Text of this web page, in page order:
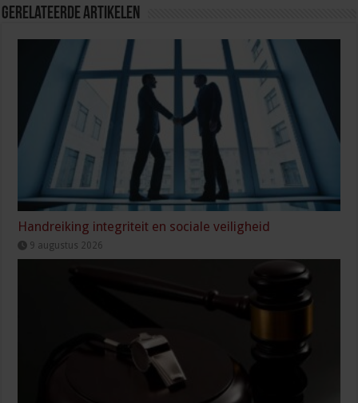
Gerelateerde Artikelen
Handreiking integriteit en sociale veiligheid
9 augustus 2026